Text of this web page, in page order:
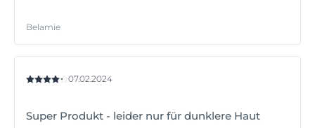
Belamie
07.02.2024
Super Produkt - leider nur für dunklere Haut